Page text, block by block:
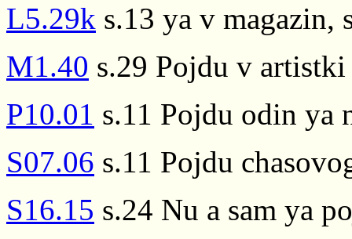
L5.29k s.13 ya v magazin,
M1.40 s.29 Pojdu v artistki
P10.01 s.11 Pojdu odin ya
S07.06 s.11 Pojdu
S16.15 s.24 Nu a sam ya